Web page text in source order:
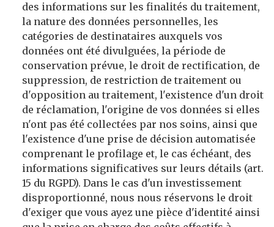
des informations sur les finalités du traitement,
la nature des données personnelles, les
catégories de destinataires auxquels vos
données ont été divulguées, la période de
conservation prévue, le droit de rectification, de
suppression, de restriction de traitement ou
d'opposition au traitement, l'existence d'un droit
de réclamation, l'origine de vos données si elles
n'ont pas été collectées par nos soins, ainsi que
l'existence d'une prise de décision automatisée
comprenant le profilage et, le cas échéant, des
informations significatives sur leurs détails (art.
15 du RGPD). Dans le cas d'un investissement
disproportionné, nous nous réservons le droit
d'exiger que vous ayez une pièce d'identité ainsi